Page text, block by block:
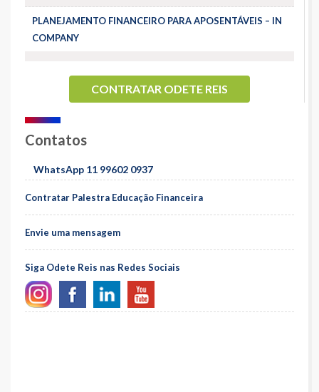
PLANEJAMENTO FINANCEIRO PARA APOSENTÁVEIS – IN
COMPANY
CONTRATAR ODETE REIS
Contatos
WhatsApp 11 99602 0937
Contratar Palestra Educação Financeira
Envie uma mensagem
Siga Odete Reis nas Redes Sociais